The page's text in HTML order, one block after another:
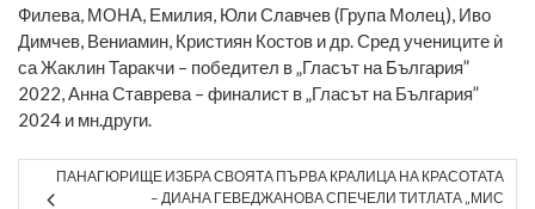
Филева, МОНА, Емилия, Юли Славчев (Група Молец), Иво
Димчев, Вениамин, Кристиян Костов и др. Сред учениците ѝ
са Жаклин Таракчи – победител в „Гласът на България”
2022, Анна Ставрева – финалист в „Гласът на България”
2024 и мн.други.
ПАНАГЮРИЩЕ ИЗБРА СВОЯТА ПЪРВА КРАЛИЦА НА КРАСОТАТА
– ДИАНА ГЕВЕДЖАНОВА СПЕЧЕЛИ ТИТЛАТА „МИС